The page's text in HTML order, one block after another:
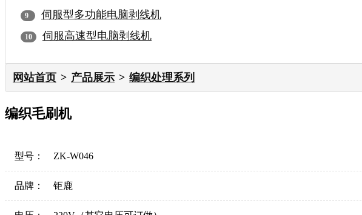
伺服型多功能电脑剥线机
伺服高速型电脑剥线机
网站首页 产品展示 编织处理系列
编织毛刷机
型号： ZK-W046
品牌： 钜鹿